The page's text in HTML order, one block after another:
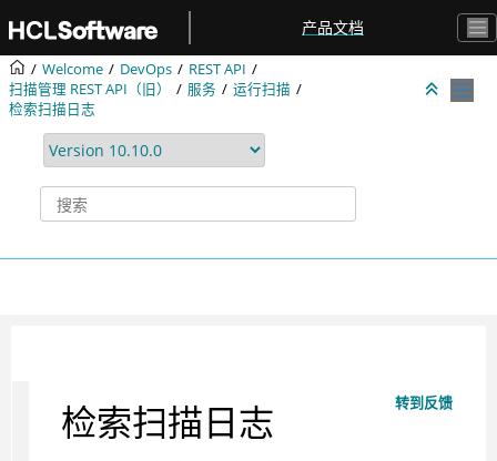
产品文档
Welcome DevOps
REST API
扫描管理 REST API（旧）
服务
运行扫描
检索扫描日志
转到反馈
检索扫描日志